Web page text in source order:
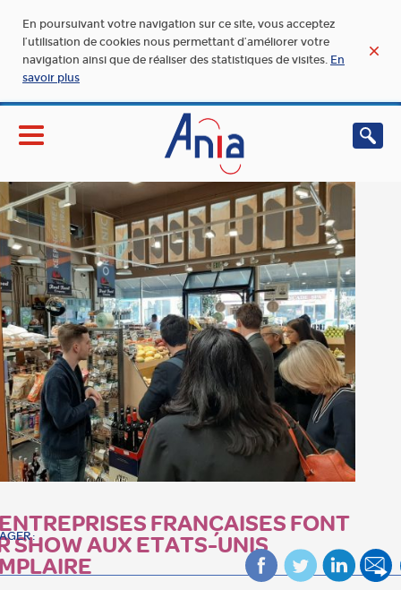
En poursuivant votre navigation sur ce site, vous acceptez
l’utilisation de cookies nous permettant d’améliorer votre
navigation ainsi que de réaliser des statistiques de visites. En
savoir plus
:
FRANÇAISES FONT
SHOW AUX ETATS-UNIS